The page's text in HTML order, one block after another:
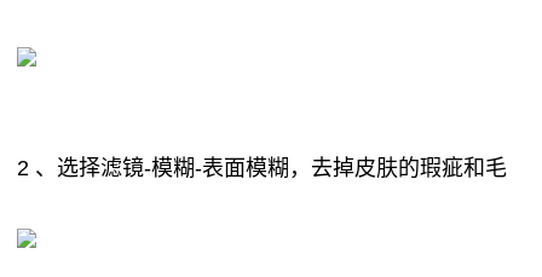
2 、选择滤镜-模糊-表面模糊，去掉皮肤的瑕疵和毛